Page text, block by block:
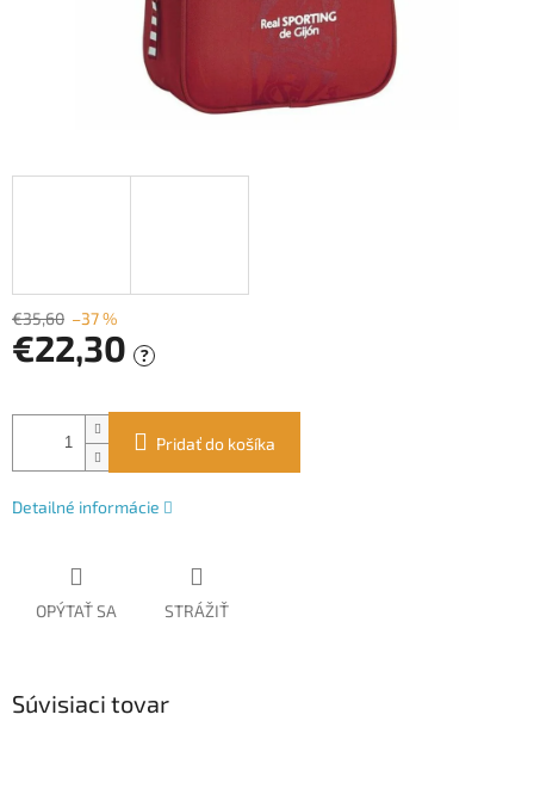
€35,60 –37 %
€22,30 ?
cena:
Pridať do košíka
Detailné informácie
OPÝTAŤ SA STRÁŽIŤ
Súvisiaci tovar